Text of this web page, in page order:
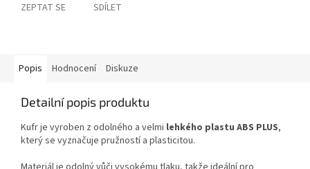
ZEPTAT SE SDÍLET
Popis Hodnocení Diskuze
Detailní popis produktu
Kufr je vyroben z odolného a velmi lehkého plastu ABS PLUS,
který se vyznačuje pružností a plasticitou.